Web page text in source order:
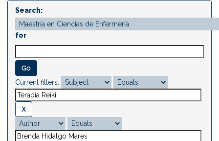
Search:
for
Current filters: